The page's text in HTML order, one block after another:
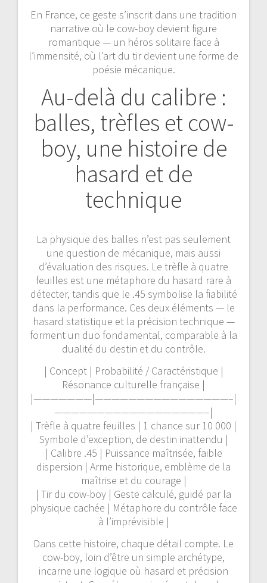
En France, ce geste s’inscrit dans une tradition
narrative où le cow-boy devient figure
romantique — un héros solitaire face à
l’immensité, où l’art du tir devient une forme de
poésie mécanique.
Au-delà du calibre :
balles, trèfles et cow-
boy, une histoire de
hasard et de
technique
La physique des balles n’est pas seulement
une question de mécanique, mais aussi
d’évaluation des risques. Le trèfle à quatre
feuilles est une métaphore du hasard rare à
détecter, tandis que le .45 symbolise la fiabilité
dans la performance. Ces deux éléments — le
hasard statistique et la précision technique —
forment un duo fondamental, comparable à la
dualité du destin et du contrôle.
| Concept | Probabilité / Caractéristique |
Résonance culturelle française |
|———————|————————————————–|
——————————————————–|
| Trèfle à quatre feuilles | 1 chance sur 10 000 |
Symbole d’exception, de destin inattendu |
| Calibre .45 | Puissance maîtrisée, faible
dispersion | Arme historique, emblème de la
maîtrise et du courage |
| Tir du cow-boy | Geste calculé, guidé par la
physique cachée | Métaphore du contrôle face
à l’imprévisible |
Dans cette histoire, chaque détail compte. Le
cow-boy, loin d’être un simple archétype,
incarne une logique où hasard et précision